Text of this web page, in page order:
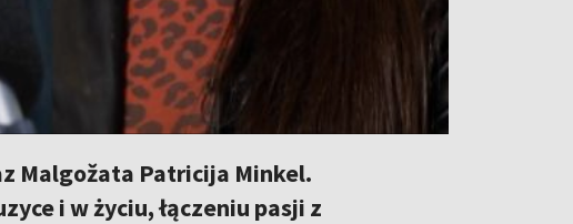
Malgožata Patricija Minkel.
i w życiu, łączeniu pasji z